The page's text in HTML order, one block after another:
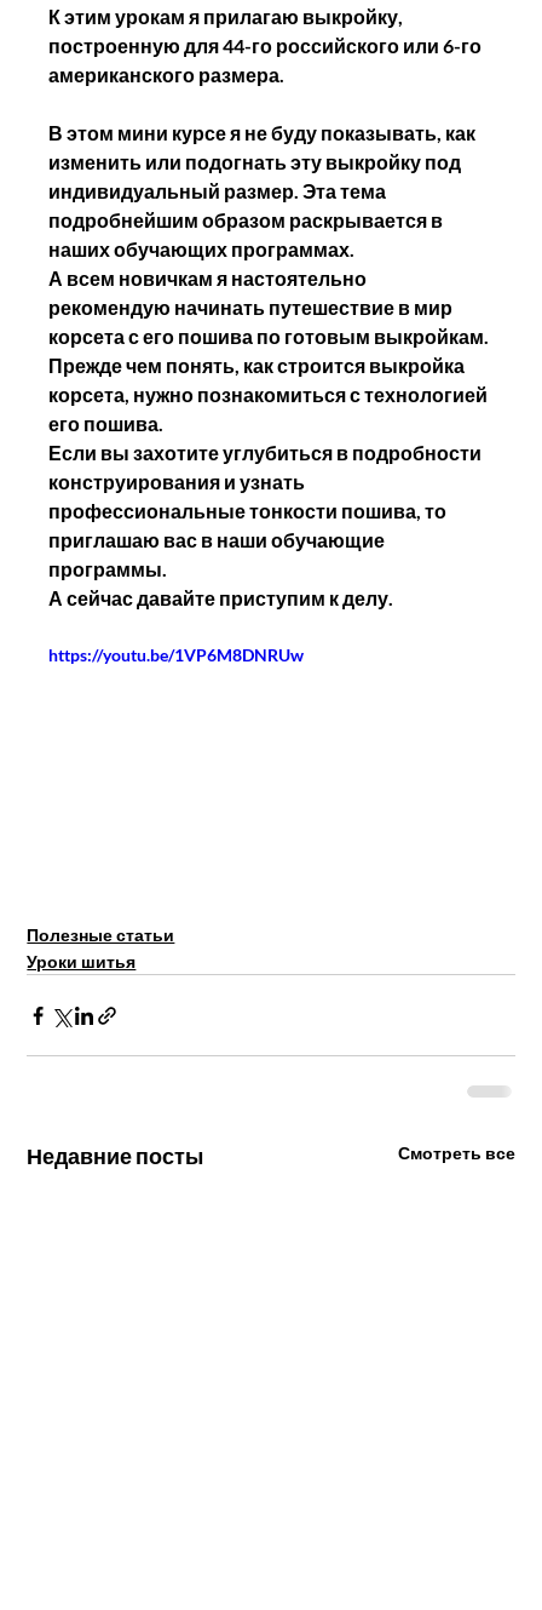
К этим урокам я прилагаю выкройку,
построенную для 44-го российского или 6-го
американского размера.
В этом мини курсе я не буду показывать, как
изменить или подогнать эту выкройку под
индивидуальный размер. Эта тема
подробнейшим образом раскрывается в
наших обучающих программах.
А всем новичкам я настоятельно
рекомендую начинать путешествие в мир
корсета с его пошива по готовым выкройкам.
Прежде чем понять, как строится выкройка
корсета, нужно познакомиться с технологией
его пошива.
Если вы захотите углубиться в подробности
конструирования и узнать
профессиональные тонкости пошива, то
приглашаю вас в наши обучающие
программы.
А сейчас давайте приступим к делу.
https://youtu.be/1VP6M8DNRUw
Полезные статьи
Уроки шитья
Недавние посты Смотреть все